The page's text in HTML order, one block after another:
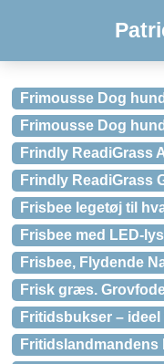
Frimousse Dog
Frimousse Dog
Frindly ReadiGrass
Frindly ReadiGrass
Frisbee legetøj til
Frisbee med LED-lys
Frisbee, Flydende
Frisk græs.
Fritidsbukser –